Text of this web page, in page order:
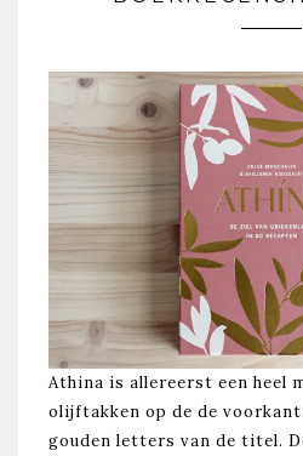
Athina is allereerst een heel
olijftakken op de de
gouden letters van de titel.